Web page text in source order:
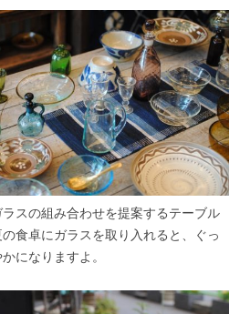
ラスの組み合わせを提案するテーブル
の食卓にガラスを取り入れると、ぐっ
になりますよ。